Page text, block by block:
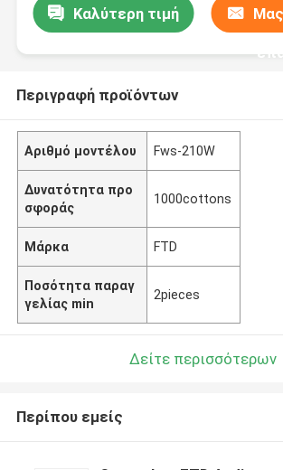
Καλύτερη τιμή
Περιγραφή προϊόντων
Αριθμό μοντέλου Fws-210W
Δυνατότητα προ
σφοράς
1000cottons
Μάρκα FTD
Ποσότητα παραγ
γελίας min
2pieces
Δείτε περισσότερων
Περίπου εμείς